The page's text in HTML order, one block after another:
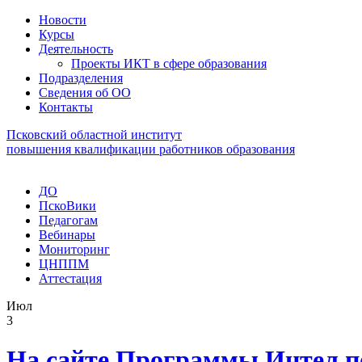
Новости
Курсы
Деятельность
Проекты ИКТ в сфере образования
Подразделения
Сведения об ОО
Контакты
Псковский областной институт
повышения квалификации работников образования
ДО
ПскоВики
Педагогам
Вебинары
Мониторинг
ЦНППМ
Аттестация
Июл
3